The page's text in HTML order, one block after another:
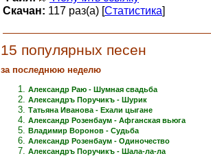
Скачан: 117 раз(а) [Статистика]
15 популярных песен
за последнюю неделю
Александр Раю - Шумная свадьба
Александръ Поручикъ - Шурик
Татьяна Иванова - Ехали цыгане
Александр Розенбаум - Афганская вьюга
Владимир Воронов - Судьба
Александр Розенбаум - Одиночество
Александръ Поручикъ - Шала-ла-ла